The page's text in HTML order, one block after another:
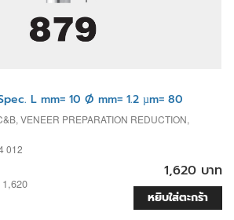
L mm= 10 Ø mm= 1.2 µm= 80
VENEER PREPARATION REDUCTION,
012
1,620 บาท
หยิบใส่ตะกร้า